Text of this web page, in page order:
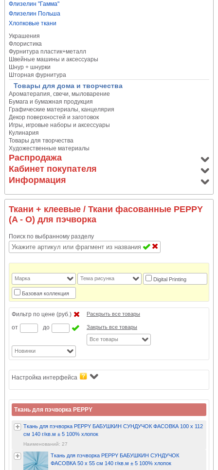
Флизелин "Гамма"
Флизелин Польша
Хлопковые ткани
Украшения
Флористика
Фурнитура пластик+металл
Швейные машины и аксессуары
Шнур + шнурки
Шторная фурнитура
Товары для дома и творчества
Ароматерапия, свечи, мыловарение
Бумага и бумажная продукция
Графические материалы, канцелярия
Декор поверхностей и заготовок
Игры, игровые наборы и аксессуары
Кулинария
Товары для творчества
Художественные материалы
Распродажа
Кабинет покупателя
Информация
Ткани + клеевые / Ткани фасованные PEPPY
(A - O) для пэчворка
Поиск по выбранному разделу
Марка Тема рисунка Digital Printing
Базовая коллекция
Фильтр по цене (руб.)
от
до
Раскрыть все товары
Закрыть все товары
Все товары
Новинки
Настройка интерфейса
Ткань для пэчворка PEPPY
Ткань для пэчворка PEPPY БАБУШКИН СУНДУЧОК ФАСОВКА 100 x 112
см 140 г/кв.м ± 5 100% хлопок
Наименований: 27
Ткань для пэчворка PEPPY БАБУШКИН СУНДУЧОК
ФАСОВКА 50 x 55 см 140 г/кв.м ± 5 100% хлопок